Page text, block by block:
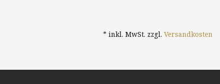
* inkl. MwSt. zzgl. Versandkosten